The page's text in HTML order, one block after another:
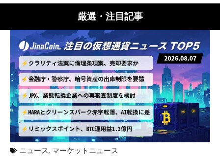
厳選・注目記事
ニュース, マーケットニュース